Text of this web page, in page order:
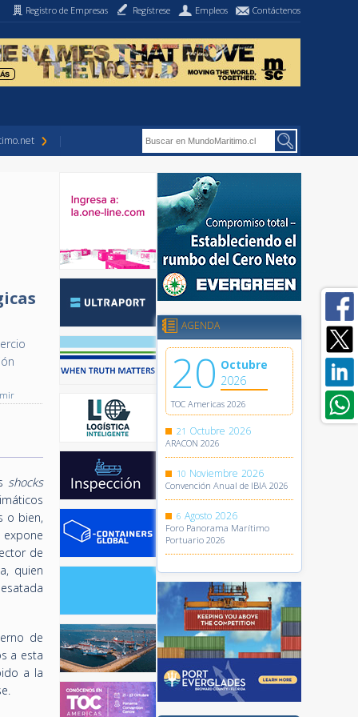
Registro de Empresas Regístrese Empleos Contáctenos
shocks
o bien,
expone
de
quien
de
a esta
a la
AGENDA
20 Octubre
2026
TOC Americas 2026
21 Octubre 2026
ARACON 2026
10 Noviembre 2026
Convención Anual de IBIA 2026
6 Agosto 2026
Foro Panorama Marítimo
Portuario 2026